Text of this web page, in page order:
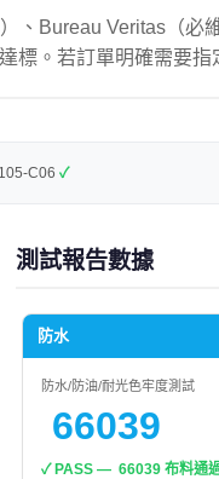
、Bureau Veritas（必
。若訂單明確需要
C06 ✓
測試報告數據
防水
防水/防油/耐光色牢度測試
66039
✓ PASS — 66039 布料通